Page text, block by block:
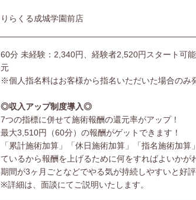
りらくる成城学園前店
60分 未経験：2,340円、経験者2,520円スタート可
元
※個人指名料はお客様から指名いただいた場合のみ
◎収入アップ制度導入◎
7つの指標に併せて施術報酬の還元率がアップ！
最大3,510円（60分）の報酬がゲットできます！
「累計施術加算」「休日施術加算」「指名施術加算
ているから報酬を上げるために何をすればよいかが
期間が3ヶ月ごとなどでやる気が持続しやすいと好評
※詳細は、面談にてご説明いたします。